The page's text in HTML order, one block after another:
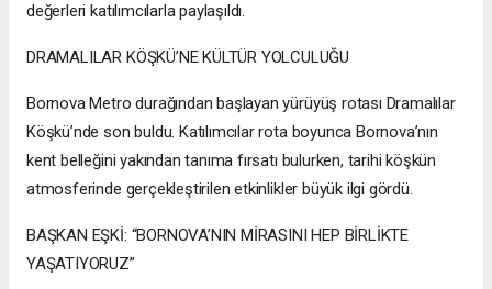
değerleri katılımcılarla paylaşıldı.
DRAMALILAR KÖŞKÜ’NE KÜLTÜR YOLCULUĞU
Bornova Metro durağından başlayan yürüyüş rotası Dramalılar
Köşkü’nde son buldu. Katılımcılar rota boyunca Bornova’nın
kent belleğini yakından tanıma fırsatı bulurken, tarihi köşkün
atmosferinde gerçekleştirilen etkinlikler büyük ilgi gördü.
BAŞKAN EŞKİ: “BORNOVA’NIN MİRASINI HEP BİRLİKTE
YAŞATIYORUZ”